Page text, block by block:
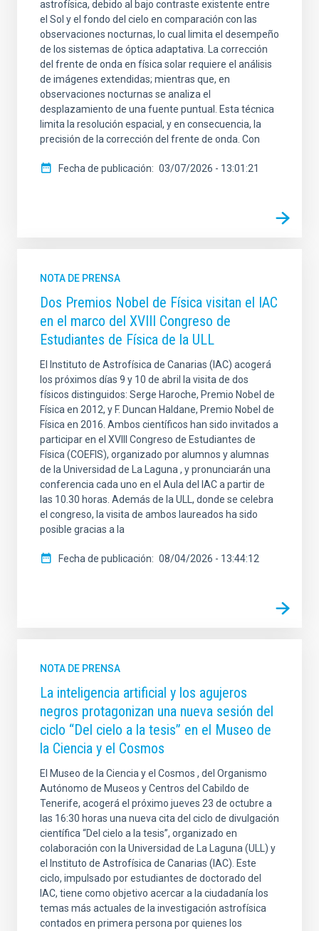
astrofísica, debido al bajo contraste existente entre
el Sol y el fondo del cielo en comparación con las
observaciones nocturnas, lo cual limita el desempeño
de los sistemas de óptica adaptativa. La corrección
del frente de onda en física solar requiere el análisis
de imágenes extendidas; mientras que, en
observaciones nocturnas se analiza el
desplazamiento de una fuente puntual. Esta técnica
limita la resolución espacial, y en consecuencia, la
precisión de la corrección del frente de onda. Con
Fecha de publicación 03/07/2026 - 13:01:21
NOTA DE PRENSA
Dos Premios Nobel de Física visitan el IAC
en el marco del XVIII Congreso de
Estudiantes de Física de la ULL
El Instituto de Astrofísica de Canarias (IAC) acogerá
los próximos días 9 y 10 de abril la visita de dos
físicos distinguidos: Serge Haroche, Premio Nobel de
Física en 2012, y F. Duncan Haldane, Premio Nobel de
Física en 2016. Ambos científicos han sido invitados a
participar en el XVIII Congreso de Estudiantes de
Física (COEFIS), organizado por alumnos y alumnas
de la Universidad de La Laguna , y pronunciarán una
conferencia cada uno en el Aula del IAC a partir de
las 10.30 horas. Además de la ULL, donde se celebra
el congreso, la visita de ambos laureados ha sido
posible gracias a la
Fecha de publicación 08/04/2026 - 13:44:12
NOTA DE PRENSA
La inteligencia artificial y los agujeros
negros protagonizan una nueva sesión del
ciclo “Del cielo a la tesis” en el Museo de
la Ciencia y el Cosmos
El Museo de la Ciencia y el Cosmos , del Organismo
Autónomo de Museos y Centros del Cabildo de
Tenerife, acogerá el próximo jueves 23 de octubre a
las 16:30 horas una nueva cita del ciclo de divulgación
científica “Del cielo a la tesis”, organizado en
colaboración con la Universidad de La Laguna (ULL) y
el Instituto de Astrofísica de Canarias (IAC). Este
ciclo, impulsado por estudiantes de doctorado del
IAC, tiene como objetivo acercar a la ciudadanía los
temas más actuales de la investigación astrofísica
contados en primera persona por quienes los